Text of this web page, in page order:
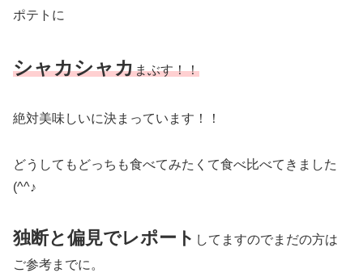
ポテトに
シャカシャカまぶす！！
絶対美味しいに決まっています！！
どうしてもどっちも食べてみたくて食べ比べてきました
(^^♪
独断と偏見でレポート してますのでまだの方は
ご参考までに。